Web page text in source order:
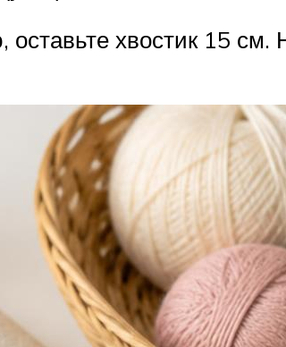
оставьте хвостик 15